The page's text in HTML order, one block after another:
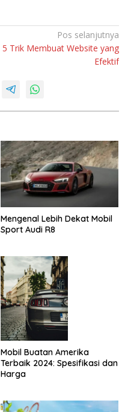
Pos selanjutnya
5 Trik Membuat Website yang
Efektif
Mengenal Lebih Dekat Mobil
Sport Audi R8
Mobil Buatan Amerika
Terbaik 2024: Spesifikasi dan
Harga